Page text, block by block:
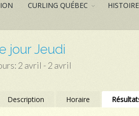
CURLING QUÉBEC
jour Jeudi
2 avril - 2 avril
Description Horaire